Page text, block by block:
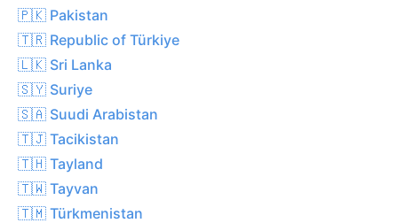
🇵🇰 Pakistan
🇹🇷 Republic of Türkiye
🇱🇰 Sri Lanka
🇸🇾 Suriye
🇸🇦 Suudi Arabistan
🇹🇯 Tacikistan
🇹🇭 Tayland
🇹🇼 Tayvan
🇹🇲 Türkmenistan